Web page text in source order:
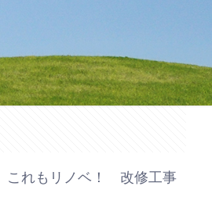
もリノベ！ 改修工事